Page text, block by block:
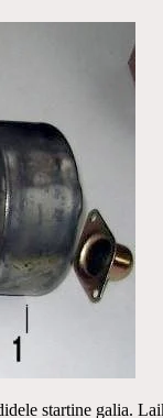
startine galia.